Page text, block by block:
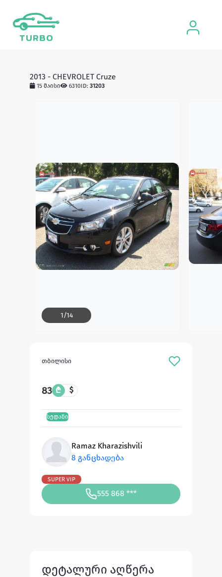
2013 - CHEVROLET Cruze
15 მაისი 6310ID: 31203
1/14
თბილისი
83 ₾ $
სედანი
Ramaz Kharazishvili
8 განცხადება
SUPER VIP
555 868 ***
დეტალური აღწერა